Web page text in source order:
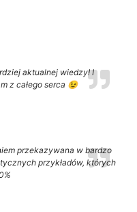
aktualnej wiedzy! I
z całego serca 😉
przekazywana w bardzo
przykładów, których